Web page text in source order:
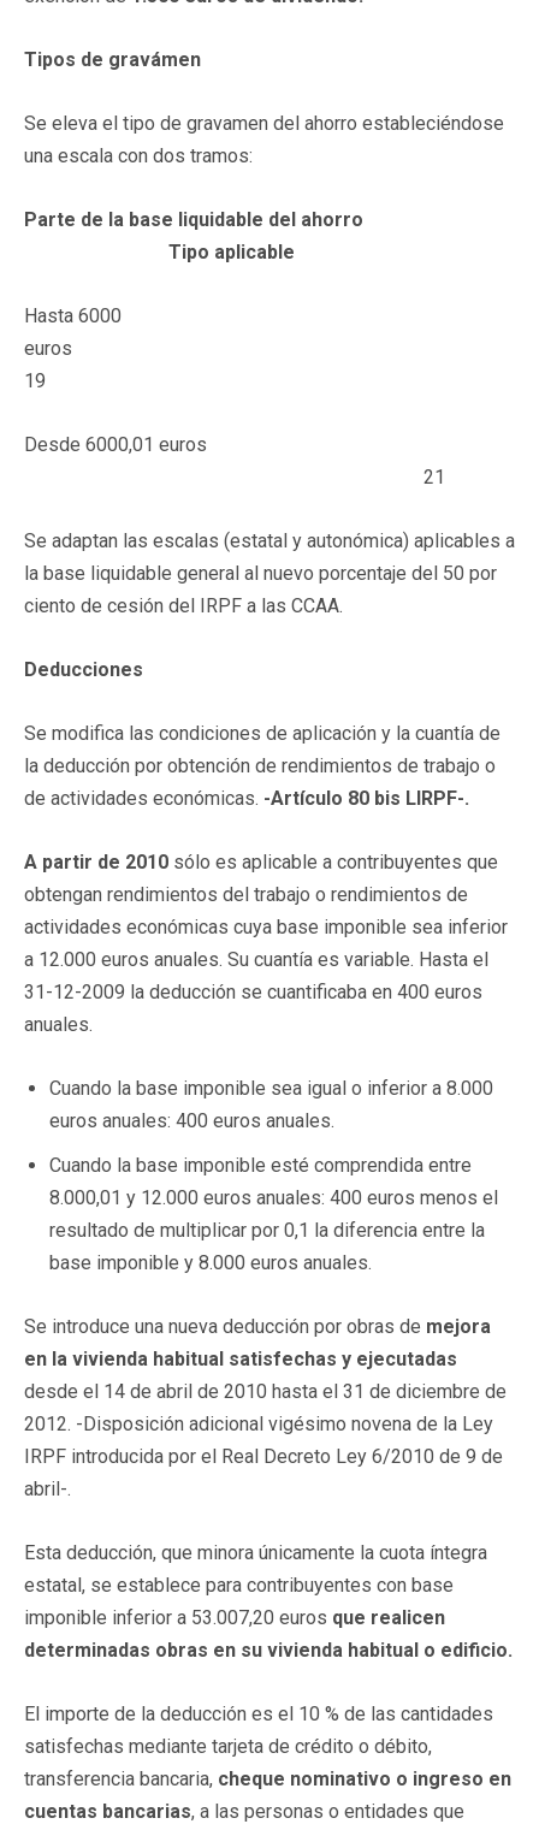
Tipos de gravámen
Se eleva el tipo de gravamen del ahorro estableciéndose
una escala con dos tramos:
Parte de la base liquidable del ahorro
Tipo aplicable
Hasta 6000
euros
19
Desde 6000,01 euros
21
Se adaptan las escalas (estatal y autonómica) aplicables a
la base liquidable general al nuevo porcentaje del 50 por
ciento de cesión del IRPF a las CCAA.
Deducciones
Se modifica las condiciones de aplicación y la cuantía de
la deducción por obtención de rendimientos de trabajo o
de actividades económicas. -Artículo 80 bis LIRPF-.
A partir de 2010 sólo es aplicable a contribuyentes que
obtengan rendimientos del trabajo o rendimientos de
actividades económicas cuya base imponible sea inferior
a 12.000 euros anuales. Su cuantía es variable. Hasta el
31-12-2009 la deducción se cuantificaba en 400 euros
anuales.
Cuando la base imponible sea igual o inferior a 8.000
euros anuales: 400 euros anuales.
Cuando la base imponible esté comprendida entre
8.000,01 y 12.000 euros anuales: 400 euros menos el
resultado de multiplicar por 0,1 la diferencia entre la
base imponible y 8.000 euros anuales.
Se introduce una nueva deducción por obras de mejora
en la vivienda habitual satisfechas y ejecutadas
desde el 14 de abril de 2010 hasta el 31 de diciembre de
2012. -Disposición adicional vigésimo novena de la Ley
IRPF introducida por el Real Decreto Ley 6/2010 de 9 de
abril-.
Esta deducción, que minora únicamente la cuota íntegra
estatal, se establece para contribuyentes con base
imponible inferior a 53.007,20 euros que realicen
determinadas obras en su vivienda habitual o edificio.
El importe de la deducción es el 10 % de las cantidades
satisfechas mediante tarjeta de crédito o débito,
transferencia bancaria, cheque nominativo o ingreso en
cuentas bancarias, a las personas o entidades que